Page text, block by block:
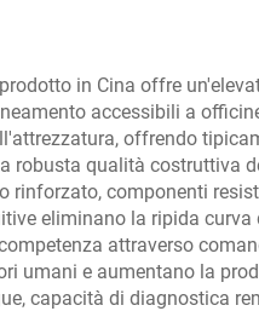
in Cina offre
accessibili a
offrendo
robusta qualità costruttiva
rinforzato, componenti
eliminano la ripida
attraverso
umani e aumentano la
capacità di diagnostica